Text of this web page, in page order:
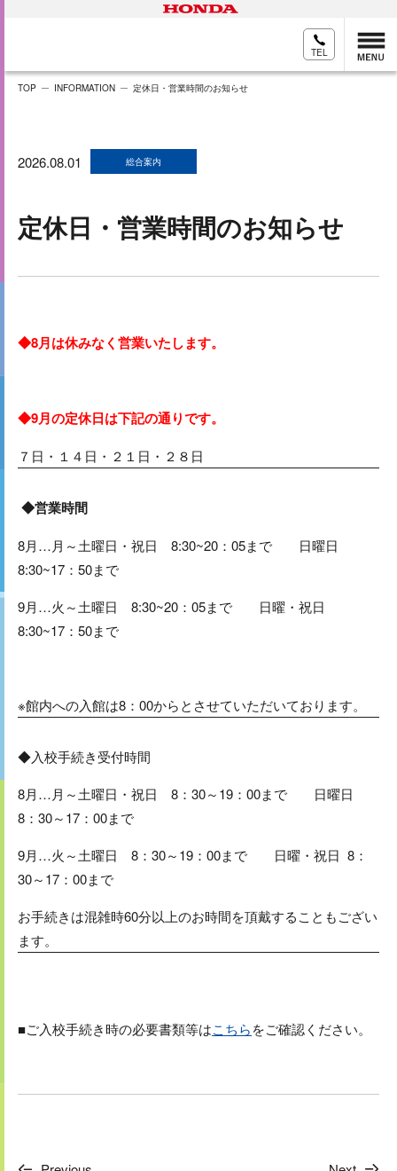
TEL
TOP INFORMATION 定休日・営業時間のお知らせ
2026.08.01 総合案内
定休日・営業時間のお知らせ
◆8月は休みなく営業いたします。
◆9月の定休日は下記の通りです。
７日・１４日・２１日・２８日
◆営業時間
8月…月～土曜日・祝日 8:30~20：05まで 日曜日
8:30~17：50まで
9月…火～土曜日 8:30~20：05まで 日曜・祝日
8:30~17：50まで
※館内への入館は8：00からとさせていただいております。
◆入校手続き受付時間
8月…月～土曜日・祝日 8：30～19：00まで 日曜日
8：30～17：00まで
9月…火～土曜日 8：30～19：00まで 日曜・祝日 8：
30～17：00まで
お手続きは混雑時60分以上のお時間を頂戴することもござい
ます。
■ご入校手続き時の必要書類等はこちらをご確認ください。